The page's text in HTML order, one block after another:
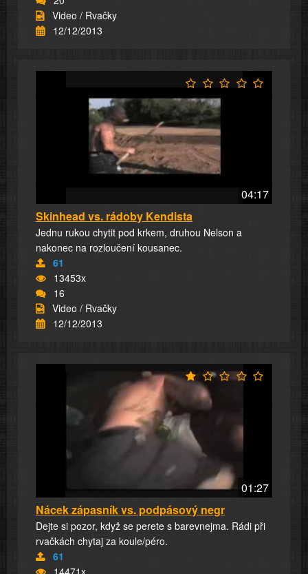
Video / Rvačky
12/12/2013
04:17
Skinhead vs. rádoby Kendista
Jednu rukou chytit pod krkem, druhou Nelson a
nakonec na rozloučení kousanec.
61
13453x
16
Video / Rvačky
12/12/2013
01:27
Nácek zápasník vs. podpásový negr
Dejte si pozor, když se perete s barevnejma. Rádi při
rvačkách chytaj za koule/péro.
61
14471x